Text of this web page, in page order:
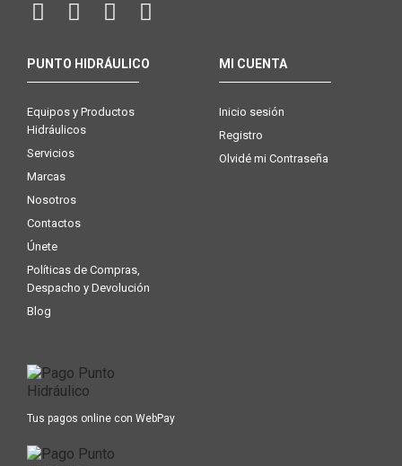
PUNTO HIDRÁULICO
Equipos y Productos
Hidráulicos
Servicios
Marcas
Nosotros
Contactos
Únete
Políticas de Compras,
Despacho y Devolución
Blog
MI CUENTA
Inicio sesión
Registro
Olvidé mi Contraseña
Tus pagos online con WebPay